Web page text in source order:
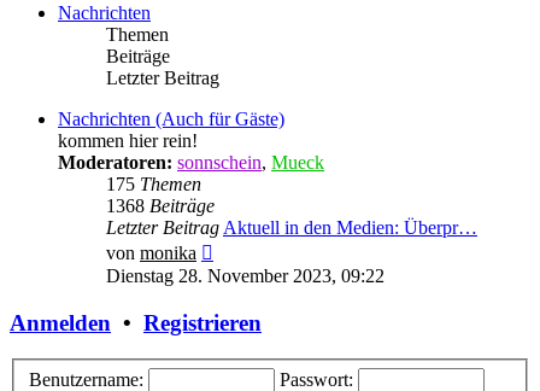
Nachrichten
Themen
Beiträge
Letzter Beitrag
Nachrichten (Auch für Gäste)
kommen hier rein!
Moderatoren: sonnschein, Mueck
175 Themen
1368 Beiträge
Letzter Beitrag Aktuell in den Medien: Überpr…
von monika
Beitrag
Dienstag 28. November 2023, 09:22
Anmelden • Registrieren
Benutzername:
Passwort: